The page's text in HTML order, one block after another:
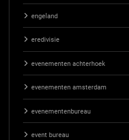
engeland
eredivisie
evenementen achterhoek
evenementen amsterdam
evenementenbureau
event bureau